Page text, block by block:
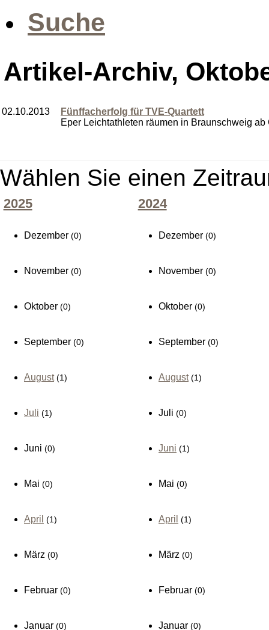
Suche
Artikel-Archiv,
02.10.2013
Fünffacherfolg für TVE-Quartett
Eper Leichtathleten räumen in Braunschweig ab
Wählen Sie einen
2025
Dezember (0)
November (0)
Oktober (0)
September (0)
August (1)
Juli (1)
Juni (0)
Mai (0)
April (1)
März (0)
Februar (0)
Januar (0)
2024
Dezember(0)
November(0)
Oktober(0)
September(0)
August (1)
Juli(0)
Juni (1)
Mai(0)
April (1)
März(0)
Februar(0)
Januar(0)